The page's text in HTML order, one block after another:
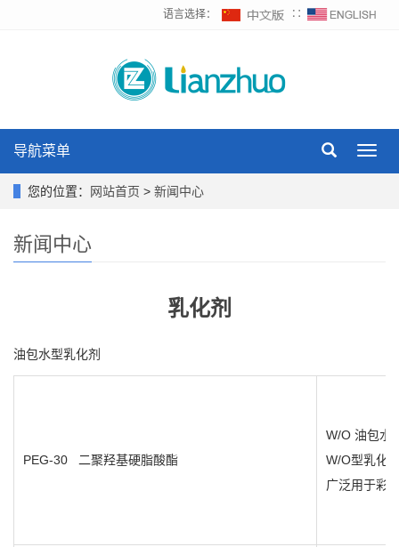
语言选择： ∷
导航菜单
您的位置： 网站首页 > 新闻中心
新闻中心
乳化剂
油包水型乳化剂
PEG-30 二聚羟基硬脂酸酯
W/O 油包水
W/O型乳化
广泛用于彩